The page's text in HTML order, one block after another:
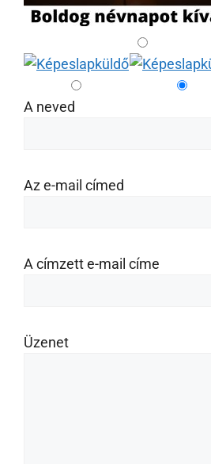
A neved
Az e-mail címed
A címzett e-mail címe
Üzenet